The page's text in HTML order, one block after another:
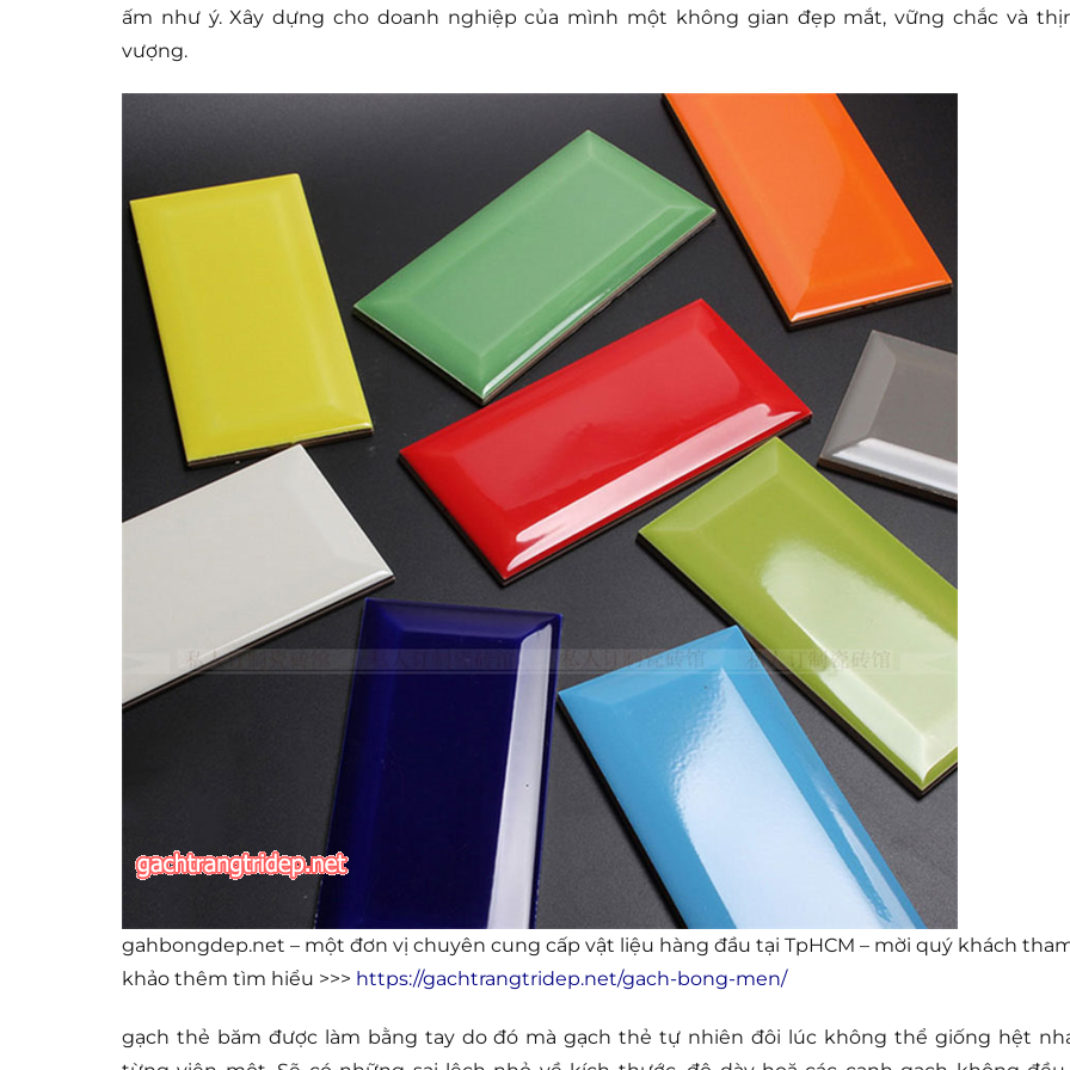
ấm như ý. Xây dựng cho doanh nghiệp của mình một không gian đẹp mắt, vững chắc và
vượng.
gahbongdep.net – một đơn vị chuyên cung cấp vật liệu hàng đầu tại TpHCM – mời quý khách
khảo thêm tìm hiểu >>> https://gachtrangtridep.net/gach-bong-men/
gạch thẻ băm được làm bằng tay do đó mà gạch thẻ tự nhiên đôi lúc không thể giống hệt